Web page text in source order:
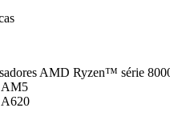
AMD Ryzen™ série
AM5